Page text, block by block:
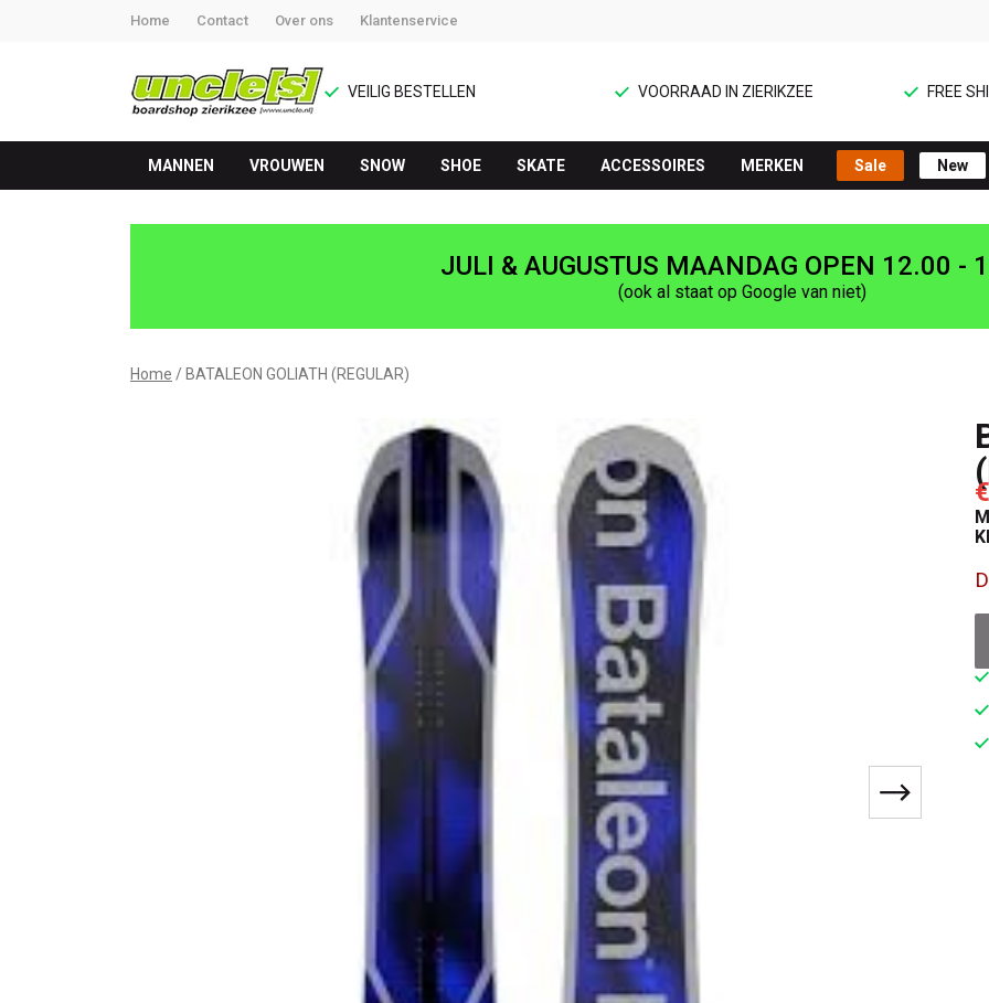
Home Contact Over ons Klantenservice
VEILIG BESTELLEN VOORRAAD IN ZIERIKZEE FREE
MANNEN VROUWEN SNOW SHOE SKATE ACCESSOIRES MERKEN Sale New
BATALEON
(REGULAR)
JULI & AUGUSTUS MAANDAG OPEN 12.00 -
(ook al staat op Google van niet)
Home BATALEON GOLIATH (REGULAR)